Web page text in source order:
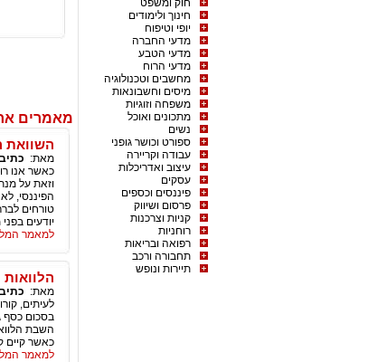
חוק ומשפט
חינוך ולימודים
יופי וטיפוח
מדעי החברה
מדעי הטבע
מדעי הרוח
מחשבים וטכנולוגיה
מיסים וחשבונאות
משפחה וזוגיות
מתכונים ואוכל
נשים
ספורט וכושר גופני
עבודה וקריירה
עיצוב ואדריכלות
עסקים
פיננסים וכספים
פרסום ושיווק
קניות וצרכנות
רוחניות
רפואה ובריאות
תחבורה ורכב
תיירות ונופש
מאמרים
השוואת
מאת:
כאשר אנו
וזאת על
הפיננסי,
טורחים
יודעים
למאמר
מאת:
לעיתים,
בסכום כסף
השבת
כאשר קיים
למאמר